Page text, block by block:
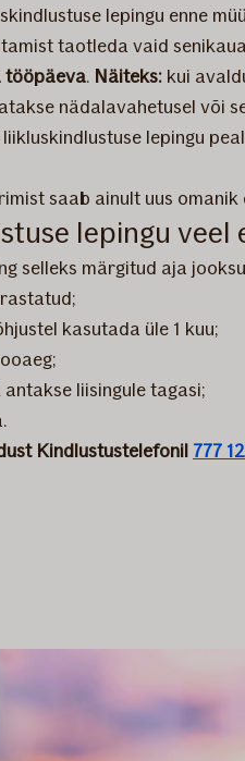
lepingu enne
taotleda vaid
tööpäeva. Näiteks: kui
nädalavahetusel või
lepingu
saab ainult uus
lepingu
selleks märgitud aja
kasutada üle 1 kuu;
liisingule tagasi;
Kindlustustelefonil 777